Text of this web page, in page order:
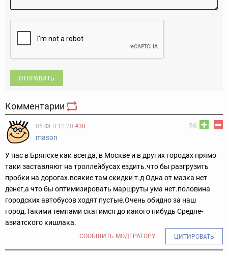
ОТПРАВИТЬ
Комментарии
26
05 ФЕВ 11:20 #30
mason
У нас в Брянске как всегда, в Москве и в других городах прямо
таки заставляют на троллейбусах ездить.что бы разгрузить
пробки на дорогах.всякие там скидки т.д Одна от мазка нет
денег,а что бы оптимизировать маршруты ума нет.половина
городских автобусов ходят пустые.Очень обидно за наш
город.Такими темпами скатимся до какого нибудь Средне-
азиатского кишлака.
СООБЩИТЬ МОДЕРАТОРУ ЦИТИРОВАТЬ